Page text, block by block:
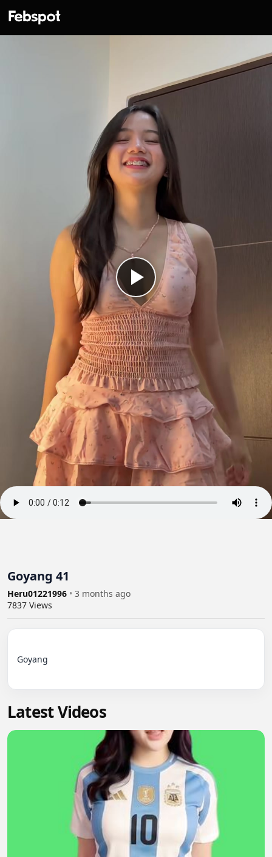
Goyang 41
Heru01221996 • 3 months ago
7837 Views
Goyang
Latest Videos